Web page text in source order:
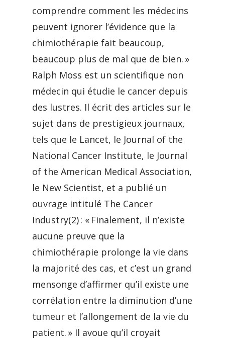
comprendre comment les médecins
peuvent ignorer l’évidence que la
chimiothérapie fait beaucoup,
beaucoup plus de mal que de bien. »
Ralph Moss est un scientifique non
médecin qui étudie le cancer depuis
des lustres. Il écrit des articles sur le
sujet dans de prestigieux journaux,
tels que le Lancet, le Journal of the
National Cancer Institute, le Journal
of the American Medical Association,
le New Scientist, et a publié un
ouvrage intitulé The Cancer
Industry(2) : « Finalement, il n’existe
aucune preuve que la
chimiothérapie prolonge la vie dans
la majorité des cas, et c’est un grand
mensonge d’affirmer qu’il existe une
corrélation entre la diminution d’une
tumeur et l’allongement de la vie du
patient. » Il avoue qu’il croyait